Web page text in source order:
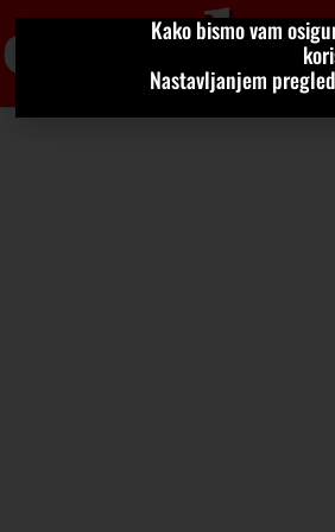
Kako bismo vam
Nastavljanjem